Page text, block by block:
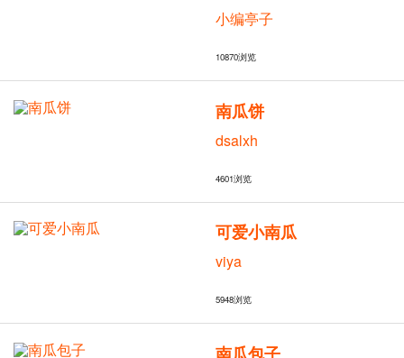
小编亭子
10870浏览
南瓜饼
dsalxh
4601浏览
可爱小南瓜
viya
5948浏览
南瓜包子